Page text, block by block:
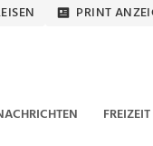
PRINT
FREIZEIT